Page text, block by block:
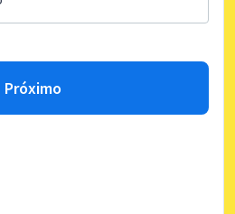
Próximo